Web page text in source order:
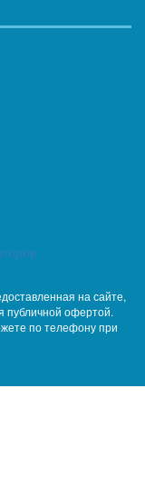
на сайте,
публичной офертой.
по телефону при